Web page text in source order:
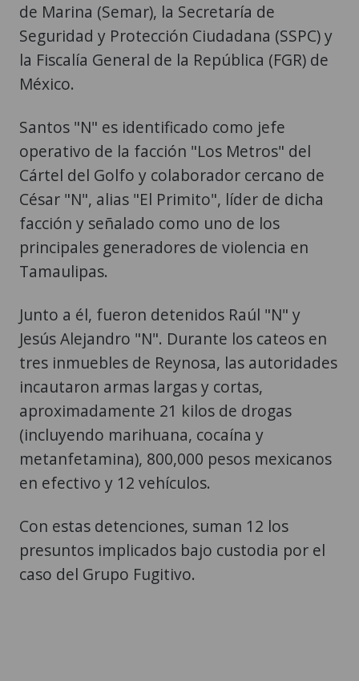
de Marina (Semar), la Secretaría de
Seguridad y Protección Ciudadana (SSPC) y
la Fiscalía General de la República (FGR) de
México.
Santos "N" es identificado como jefe
operativo de la facción "Los Metros" del
Cártel del Golfo y colaborador cercano de
César "N", alias "El Primito", líder de dicha
facción y señalado como uno de los
principales generadores de violencia en
Tamaulipas.
Junto a él, fueron detenidos Raúl "N" y
Jesús Alejandro "N". Durante los cateos en
tres inmuebles de Reynosa, las autoridades
incautaron armas largas y cortas,
aproximadamente 21 kilos de drogas
(incluyendo marihuana, cocaína y
metanfetamina), 800,000 pesos mexicanos
en efectivo y 12 vehículos.
Con estas detenciones, suman 12 los
presuntos implicados bajo custodia por el
caso del Grupo Fugitivo.